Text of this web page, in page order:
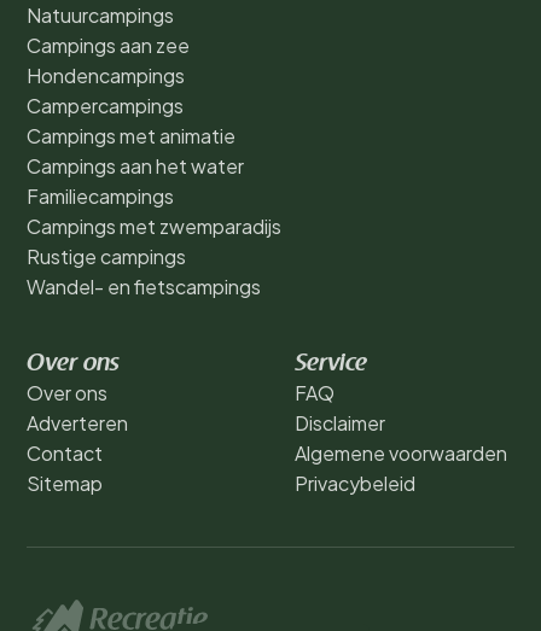
Natuurcampings
Campings aan zee
Hondencampings
Campercampings
Campings met animatie
Campings aan het water
Familiecampings
Campings met zwemparadijs
Rustige campings
Wandel- en fietscampings
Over ons
Over ons
Adverteren
Contact
Sitemap
Service
FAQ
Disclaimer
Algemene voorwaarden
Privacybeleid